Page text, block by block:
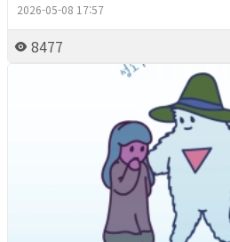
2026-05-08 17:57
8477